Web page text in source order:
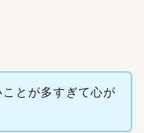
とが多すぎて心が